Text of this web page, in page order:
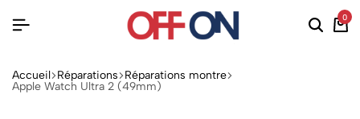
0
Accueil Réparations Réparations montre
Apple Watch Ultra 2 (49mm)